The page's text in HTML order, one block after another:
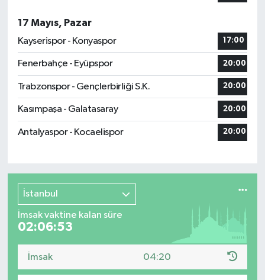
17 Mayıs, Pazar
Kayserispor - Konyaspor
17:00
Fenerbahçe - Eyüpspor 20:00
Trabzonspor - Gençlerbirliği S.K. 20:00
Kasımpaşa - Galatasaray 20:00
Antalyaspor - Kocaelispor 20:00
İstanbul
İmsak vaktine kalan süre
02:06:51
İmsak 04:20